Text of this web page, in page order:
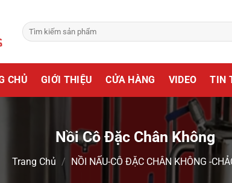
Tìm
kiếm:
CHỦ GIỚI THIỆU CỬA HÀNG VIDEO TIN
Nồi Cô Đặc Chân Không
Trang Chủ / NỒI NẤU-CÔ ĐẶC CHÂN KHÔNG -